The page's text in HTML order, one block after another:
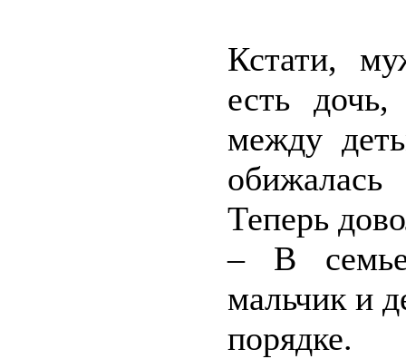
Кстати,
есть
между
Теперь
– В
мальчик и
порядке.